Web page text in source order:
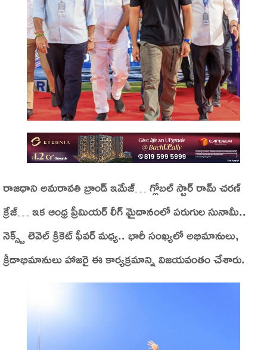
రాజధాని అమరావతి బ్రాండ్ ఇమేజ్… గ్లోబల్ స్టార్ రామ్ చరణ్
క్రేజ్… ఇక ఆంధ్ర ప్రీమియర్ లీగ్ మైదానంలో పరుగుల సునామీ..
నెక్స్ట్ లెవెల్ క్రికెట్ ఫీవర్ మధ్య.. భారీ సంఖ్యలో అభిమానులు,
క్రీడాభిమానులు హాజరై ఈ కార్యక్రమాన్ని విజయవంతం చేశారు.